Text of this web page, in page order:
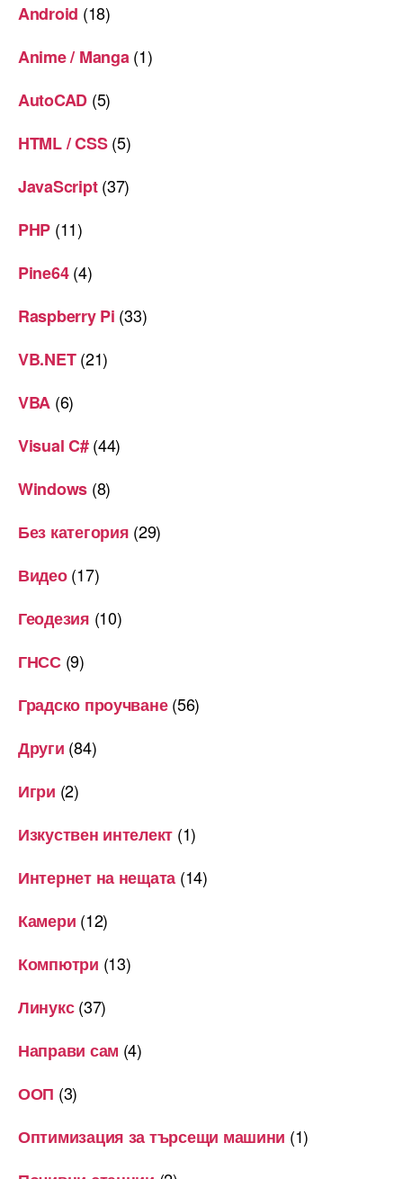
Android (18)
Anime / Manga (1)
AutoCAD (5)
HTML / CSS(5)
JavaScript(37)
PHP (11)
Pine64(4)
Raspberry Pi (33)
VB.NET(21)
VBA (6)
Visual C#(44)
Windows (8)
Без категория (29)
Видео(17)
Геодезия (10)
ГНСС(9)
Градско проучване(56)
Други (84)
Игри (2)
Изкуствен интелект (1)
Интернет на нещата (14)
Камери (12)
Компютри (13)
Линукс(37)
Направи сам (4)
ООП (3)
Оптимизация за търсещи машини (1)